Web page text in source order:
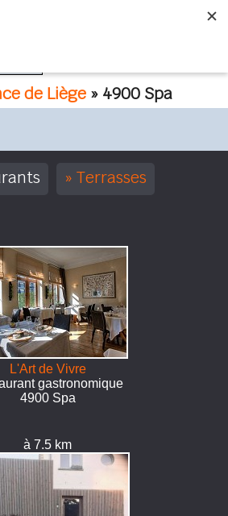
de Liège » 4900 Spa
Terrasses
L'Art de Vivre
gastronomique
4900 Spa
à 7.5 km